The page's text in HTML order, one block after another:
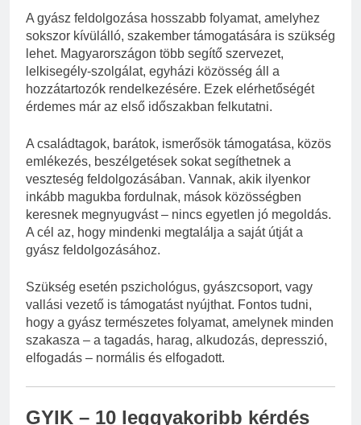
A gyász feldolgozása hosszabb folyamat, amelyhez
sokszor kívülálló, szakember támogatására is szükség
lehet. Magyarországon több segítő szervezet,
lelkisegély-szolgálat, egyházi közösség áll a
hozzátartozók rendelkezésére. Ezek elérhetőségét
érdemes már az első időszakban felkutatni.
A családtagok, barátok, ismerősök támogatása, közös
emlékezés, beszélgetések sokat segíthetnek a
veszteség feldolgozásában. Vannak, akik ilyenkor
inkább magukba fordulnak, mások közösségben
keresnek megnyugvást – nincs egyetlen jó megoldás.
A cél az, hogy mindenki megtalálja a saját útját a
gyász feldolgozásához.
Szükség esetén pszichológus, gyászcsoport, vagy
vallási vezető is támogatást nyújthat. Fontos tudni,
hogy a gyász természetes folyamat, amelynek minden
szakasza – a tagadás, harag, alkudozás, depresszió,
elfogadás – normális és elfogadott.
GYIK – 10 leggyakoribb kérdés